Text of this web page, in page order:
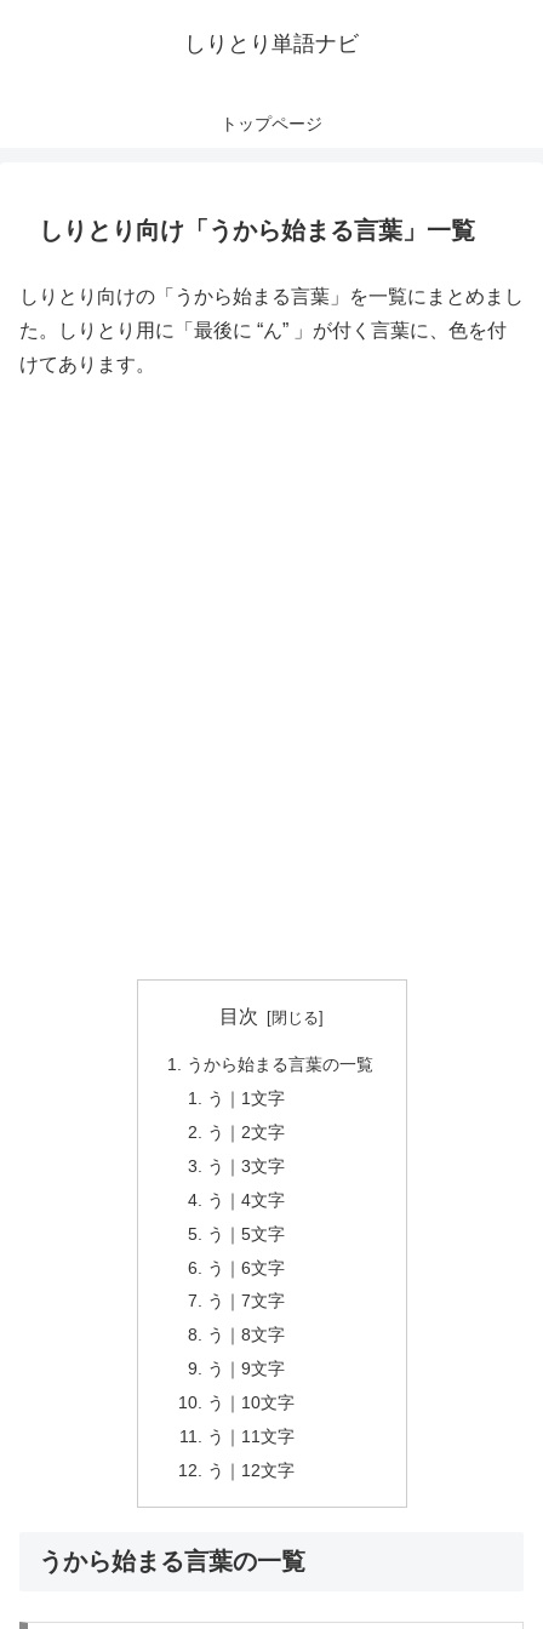
しりとり単語ナビ
トップページ
しりとり向け「うから始まる言葉」一覧
しりとり向けの「うから始まる言葉」を一覧にまとめまし
た。しりとり用に「最後に “ん” 」が付く言葉に、色を付
けてあります。
目次
うから始まる言葉の一覧
う｜1文字
う｜2文字
う｜3文字
う｜4文字
う｜5文字
う｜6文字
う｜7文字
う｜8文字
う｜9文字
う｜10文字
う｜11文字
う｜12文字
うから始まる言葉の一覧